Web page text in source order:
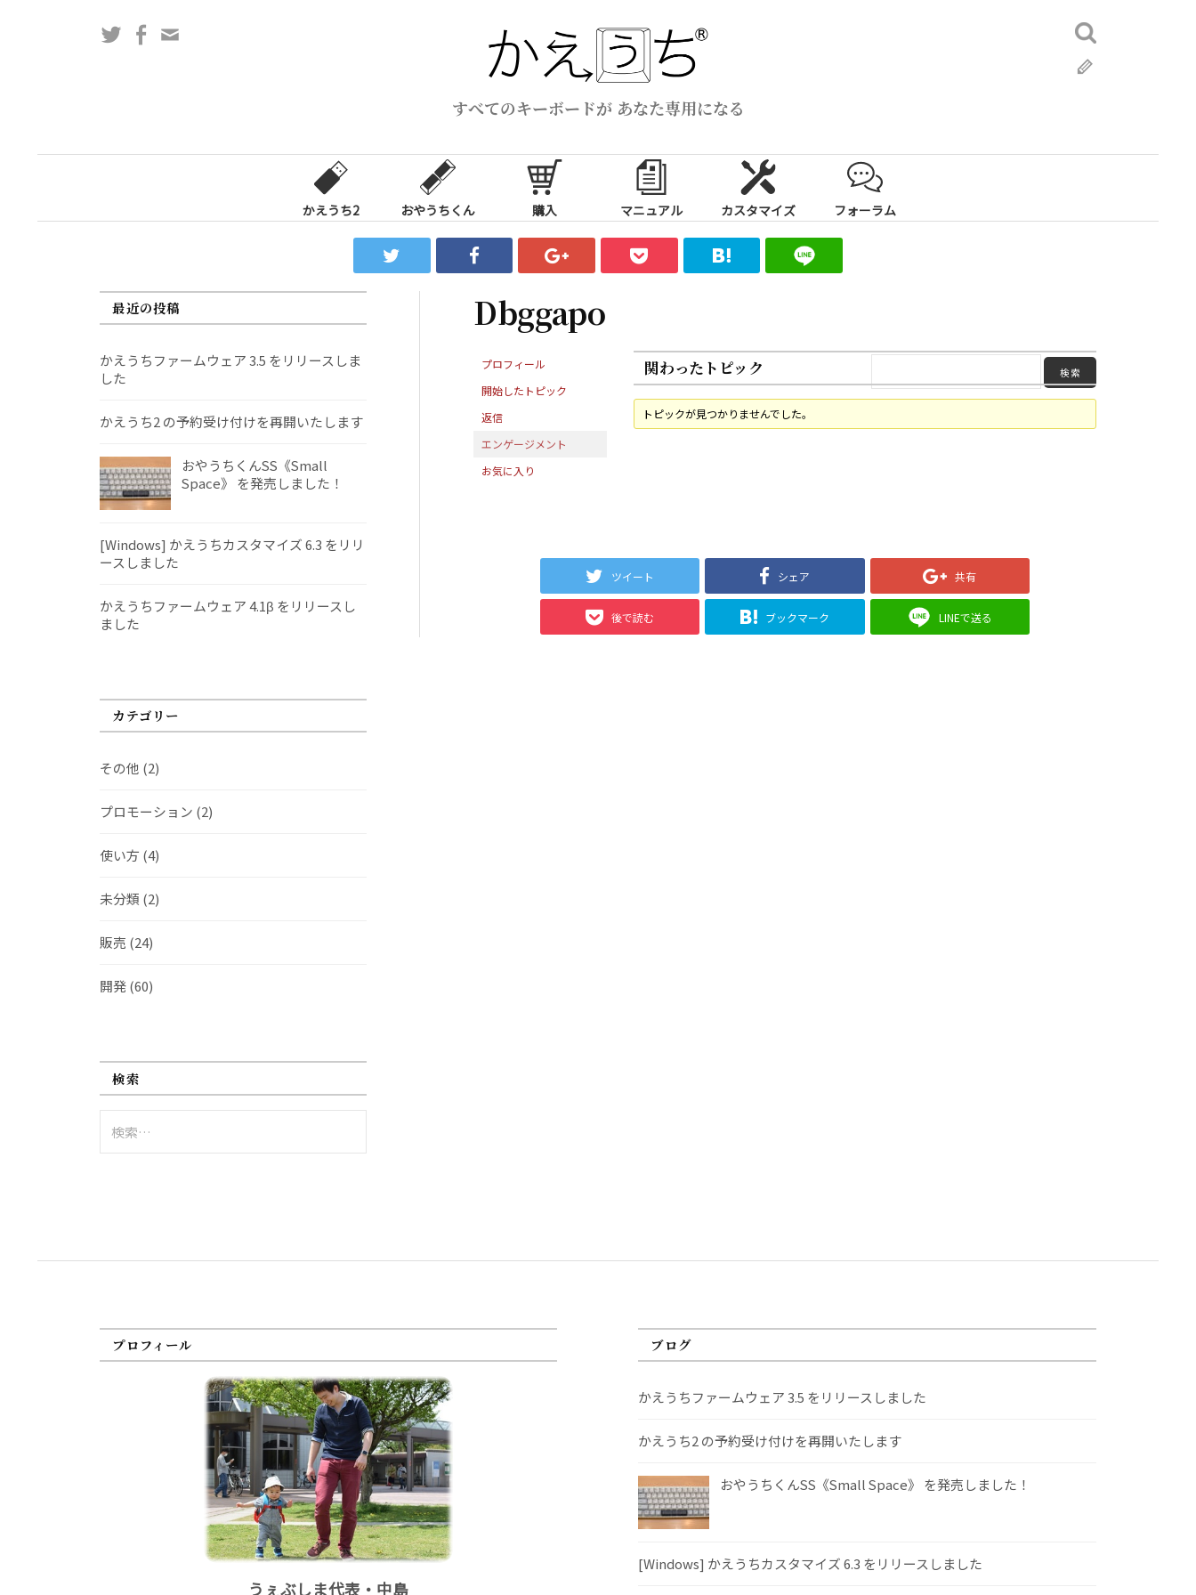
ス
すべてのキーボードが あなた専用になる
TwitterFacebook
検
索:
かえうち2 おやうちくん 購入 マニュアル カスタマイズ フォーラム
Dbggapo
プロフィール
開始したトピック
返信
エンゲージメント
お気に入り
関わったトピック
トピックが見つかりませんでした。
ツイート シェア 共有
後で読む ブックマーク LINEで送る
最近の投稿
かえうちファームウェア 3.5 をリリースしま
した
かえうち2 の予約受け付けを再開いたします
おやうちくんSS《Small
Space》 を発売しました！
[Windows] かえうちカスタマイズ 6.3 をリリ
ースしました
かえうちファームウェア 4.1β をリリースし
ました
カテゴリー
その他 (2)
プロモーション (2)
使い方 (4)
未分類 (2)
販売 (24)
開発(60)
検索
索:
プロフィール
うぇぶしま代表・中島
ブログ
かえうちファームウェア 3.5 をリリースしました
かえうち2 の予約受け付けを再開いたします
おやうちくんSS《Small Space》 を発売しました！
[Windows] かえうちカスタマイズ 6.3 をリリースしました